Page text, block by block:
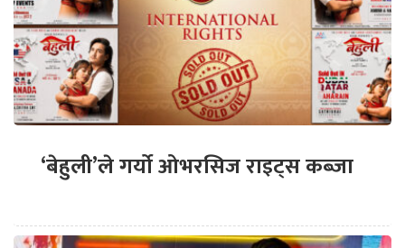
‘बेहुली’ले गर्यो ओभरसिज राइट्स कब्जा